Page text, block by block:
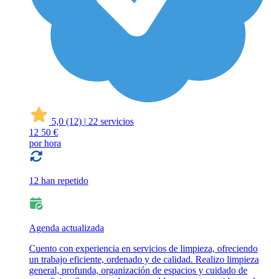
5,0 (12) | 22 servicios
12 50 €
por hora
12 han repetido
Agenda actualizada
Cuento con experiencia en servicios de limpieza, ofreciendo
un trabajo eficiente, ordenado y de calidad. Realizo limpieza
general, profunda, organización de espacios y cuidado de